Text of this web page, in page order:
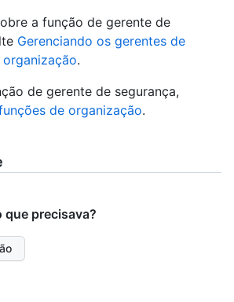
a função de gerente de
Gerenciando os gerentes de
organização.
de gerente de segurança,
de organização.
precisava?